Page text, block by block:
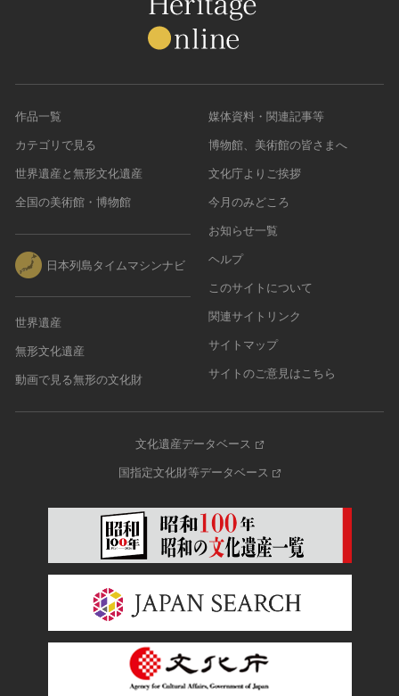
作品一覧
カテゴリで見る
世界遺産と無形文化遺産
全国の美術館・博物館
日本列島タイムマシンナビ
世界遺産
無形文化遺産
動画で見る無形の文化財
媒体資料・関連記事等
博物館、美術館の皆さまへ
文化庁よりご挨拶
今月のみどころ
お知らせ一覧
ヘルプ
このサイトについて
関連サイトリンク
サイトマップ
サイトのご意見はこちら
文化遺産データベース
国指定文化財等データベース